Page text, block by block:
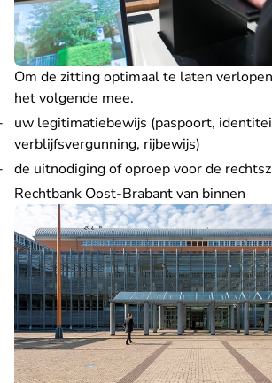
Om de zitting optimaal te laten
het volgende mee.
uw legitimatiebewijs (paspoort,
verblijfsvergunning, rijbewijs)
de uitnodiging of oproep voor de
Rechtbank Oost-Brabant van binnen